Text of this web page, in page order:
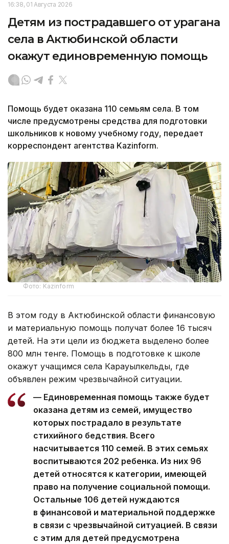
16:38, 01 Августа 2026
Детям из пострадавшего от урагана
села в Актюбинской области
окажут единовременную помощь
Помощь будет оказана 110 семьям села. В том
числе предусмотрены средства для подготовки
школьников к новому учебному году, передает
корреспондент агентства Kazinform.
Фото: Kazinform
В этом году в Актюбинской области финансовую
и материальную помощь получат более 16 тысяч
детей. На эти цели из бюджета выделено более
800 млн тенге. Помощь в подготовке к школе
окажут учащимся села Карауылкельды, где
объявлен режим чрезвычайной ситуации.
— Единовременная помощь также будет
оказана детям из семей, имущество
которых пострадало в результате
стихийного бедствия. Всего
насчитывается 110 семей. В этих семьях
воспитываются 202 ребенка. Из них 96
детей относятся к категории, имеющей
право на получение социальной помощи.
Остальные 106 детей нуждаются
в финансовой и материальной поддержке
в связи с чрезвычайной ситуацией. В связи
с этим для детей предусмотрена